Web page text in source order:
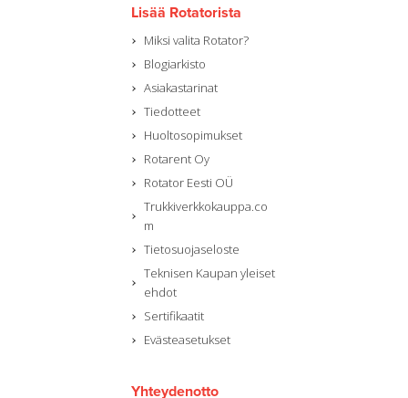
Lisää Rotatorista
Miksi valita Rotator?
Blogiarkisto
Asiakastarinat
Tiedotteet
Huoltosopimukset
Rotarent Oy
Rotator Eesti OÜ
Trukkiverkkokauppa.co
m
Tietosuojaseloste
Teknisen Kaupan yleiset
ehdot
Sertifikaatit
Evästeasetukset
Yhteydenotto